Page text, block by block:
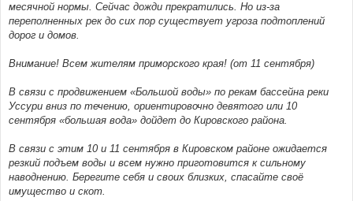
месячной нормы. Сейчас дожди прекратились. Но из-за
переполненных рек до сих пор существует угроза подтоплений
дорог и домов.
Внимание! Всем жителям приморского края! (от 11 сентября)
В связи с продвижением «Большой воды» по рекам бассейна реки
Уссури вниз по течению, ориентировочно девятого или 10
сентября «большая вода» дойдет до Кировского района.
В связи с этим 10 и 11 сентября в Кировском районе ожидается
резкий подъем воды и всем нужно приготовится к сильному
наводнению. Берегите себя и своих близких, спасайте своё
имущество и скот.